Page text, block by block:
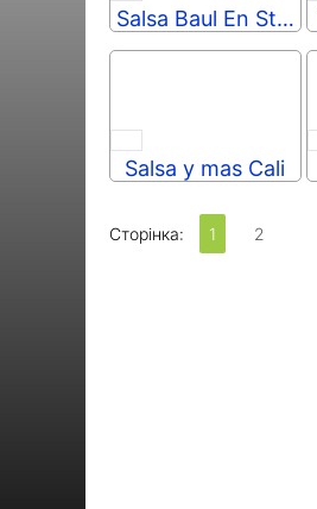
Salsa Baul En Stereo FM
Salsa y mas Cali
Сторінка: 1 2